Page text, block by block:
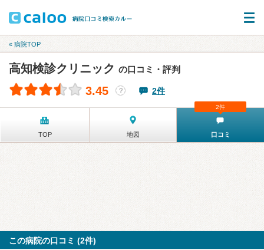
« 病院TOP
高知検診クリニック の口コミ・評判
3.45 ？ 2件
TOP 地図 口コミ
2件
この病院の口コミ (2件)